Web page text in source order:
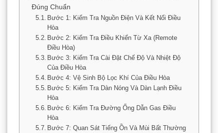
Đúng Chuẩn
Bước 1: Kiểm Tra Nguồn Điện Và Kết Nối Điều
Hòa
Bước 2: Kiểm Tra Điều Khiển Từ Xa (Remote
Điều Hòa)
Bước 3: Kiểm Tra Cài Đặt Chế Độ Và Nhiệt Độ
Của Điều Hòa
Bước 4: Vệ Sinh Bộ Lọc Khí Của Điều Hòa
Bước 5: Kiểm Tra Dàn Nóng Và Dàn Lạnh Điều
Hòa
Bước 6: Kiểm Tra Đường Ống Dẫn Gas Điều
Hòa
Bước 7: Quan Sát Tiếng Ồn Và Mùi Bất Thường